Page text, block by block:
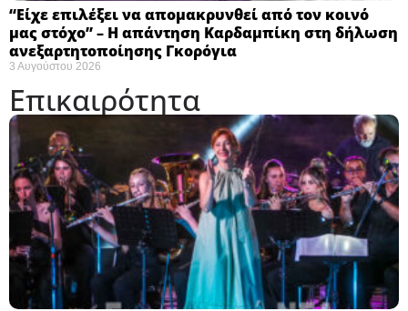
“Είχε επιλέξει να απομακρυνθεί από τον κοινό
μας στόχο” – Η απάντηση Καρδαμπίκη στη δήλωση
ανεξαρτητοποίησης Γκορόγια
3 Αυγούστου 2026
Επικαιρότητα